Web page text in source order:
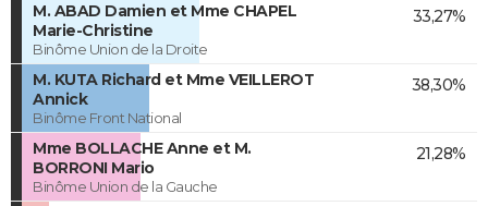
M. ABAD Damien et Mme CHAPEL
Marie-Christine
Binôme Union de la Droite
33,27%
M. KUTA Richard et Mme VEILLEROT
Annick
Binôme Front National
38,30%
Mme BOLLACHE Anne et M.
BORRONI Mario
Binôme Union de la Gauche
21,28%